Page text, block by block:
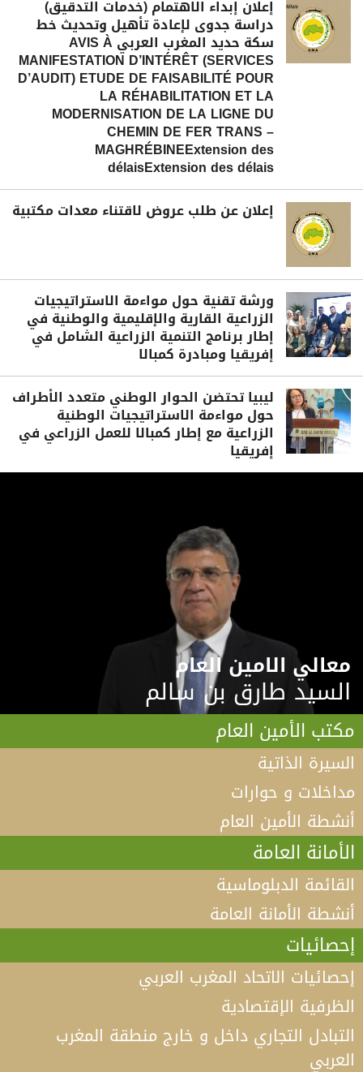
إعلان إبداء الاهتمام (خدمات التدقيق)
دراسة جدوى لإعادة تأهيل وتحديث خط
سكة حديد المغرب العربي AVIS À
MANIFESTATION D’INTÉRÊT (SERVICES
D’AUDIT) ETUDE DE FAISABILITÉ POUR
LA RÉHABILITATION ET LA
MODERNISATION DE LA LIGNE DU
CHEMIN DE FER TRANS –
MAGHRÉBINEExtension des
délaisExtension des délais
إعلان عن طلب عروض لاقتناء معدات مكتبية
ورشة تقنية حول مواءمة الاستراتيجيات
الزراعية القارية والإقليمية والوطنية في
إطار برنامج التنمية الزراعية الشامل في
إفريقيا ومبادرة كمبالا
ليبيا تحتضن الحوار الوطني متعدد الأطراف
حول مواءمة الاستراتيجيات الوطنية
الزراعية مع إطار كمبالا للعمل الزراعي في
إفريقيا
معالي الامين العام
السيد طارق بن سالم
مكتب الأمين العام
السيرة الذاتية
مداخلات و حوارات
أنشطة الأمين العام
الأمانة العامة
القائمة الدبلوماسية
أنشطة الأمانة العامة
إحصائيات
إحصائيات الاتحاد المغرب العربي
الظرفية الإقتصادية
التبادل التجاري داخل و خارج منطقة المغرب
العربي